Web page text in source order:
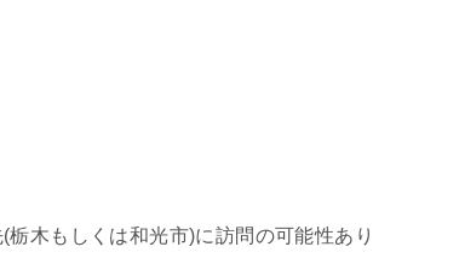
木もしくは和光市)に訪問の可能性あり